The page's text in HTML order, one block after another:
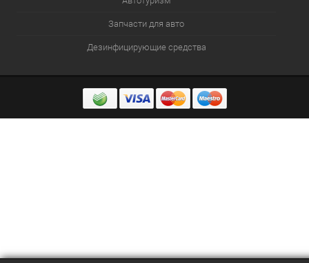
Запчасти для авто
Дезинфицирующие средства